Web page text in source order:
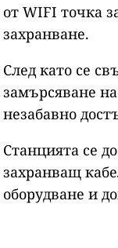
от WIFI точка
захранване.
След като се
замърсяване
незабавно
Станцията се
захранващ
оборудване и